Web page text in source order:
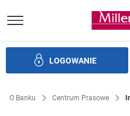
Bank
LOGOWANIE
O Banku Centrum Prasowe